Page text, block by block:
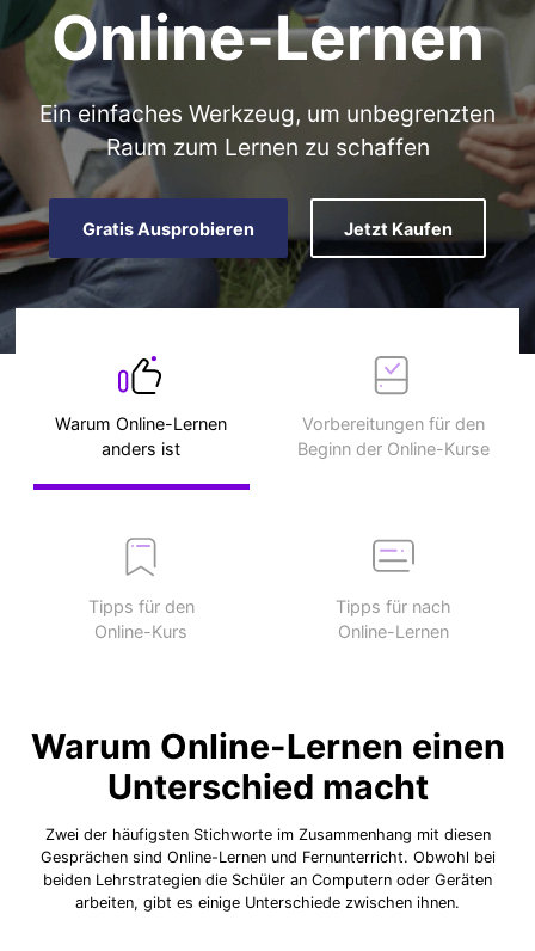
Online-Lernen
Ein einfaches Werkzeug, um unbegrenzten
Raum zum Lernen zu schaffen
Gratis Ausprobieren Jetzt Kaufen
Warum Online-Lernen
anders ist
Vorbereitungen für den
Beginn der Online-Kurse
Tipps für den
Online-Kurs
Tipps für nach
Online-Lernen
Warum Online-Lernen einen
Unterschied macht
Zwei der häufigsten Stichworte im Zusammenhang mit diesen
Gesprächen sind Online-Lernen und Fernunterricht. Obwohl bei
beiden Lehrstrategien die Schüler an Computern oder Geräten
arbeiten, gibt es einige Unterschiede zwischen ihnen.